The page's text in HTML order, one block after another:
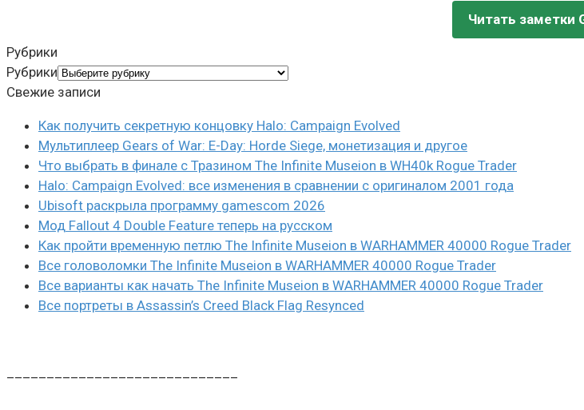
Читать заметки
Рубрики
Рубрики
Свежие записи
Как получить секретную концовку Halo: Campaign Evolved
Мультиплеер Gears of War: E-Day: Horde Siege, монетизация и другое
Что выбрать в финале с Тразином The Infinite Museion в WH40k Rogue Trader
Halo: Campaign Evolved: все изменения в сравнении с оригиналом 2001 года
Ubisoft раскрыла программу gamescom 2026
Мод Fallout 4 Double Feature теперь на русском
Как пройти временную петлю The Infinite Museion в WARHAMMER 40000 Rogue Trader
Все головоломки The Infinite Museion в WARHAMMER 40000 Rogue Trader
Все варианты как начать The Infinite Museion в WARHAMMER 40000 Rogue Trader
Все портреты в Assassin’s Creed Black Flag Resynced